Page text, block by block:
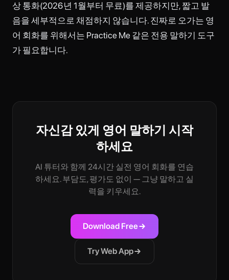
상 통화(2026년 1월부터 무료)를 제공하지만, 짧고 발
음을 세부적으로 채점하지 않습니다. 진짜로 오가는 영
어 회화를 위해서는 Practice Me 같은 전용 말하기 도구
가 필요합니다.
자신감 있게 영어 말하기 시작
하세요
AI 튜터와 함께 24시간 실전 영어 회화를 연습
하세요. 부담도, 평가도 없이 — 그냥 말하고 실
력을 키우세요.
Download Free
Try Web App